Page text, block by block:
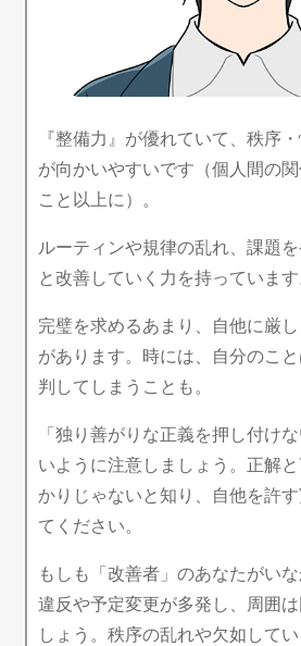
『整備力』が優れていて、秩序
が向かいやすいです（個人間の
こと以上に）。
ルーティンや規律の乱れ、課題
と改善していく力を持っています
完璧を求めるあまり、自他に厳
があります。時には、自分のこ
判してしまうことも。
「独り善がりな正義を押し付け
いように注意しましょう。正解
かりじゃないと知り、自他を許
てください。
もしも「改善者」のあなたがい
違反や予定変更が多発し、周囲
しょう。秩序の乱れや欠如して